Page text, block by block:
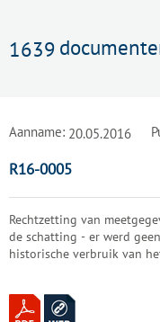
1639
Aanname: 20.05.2016
R16-0005
Rechtzetting van
de schatting - er werd
historische verbruik van